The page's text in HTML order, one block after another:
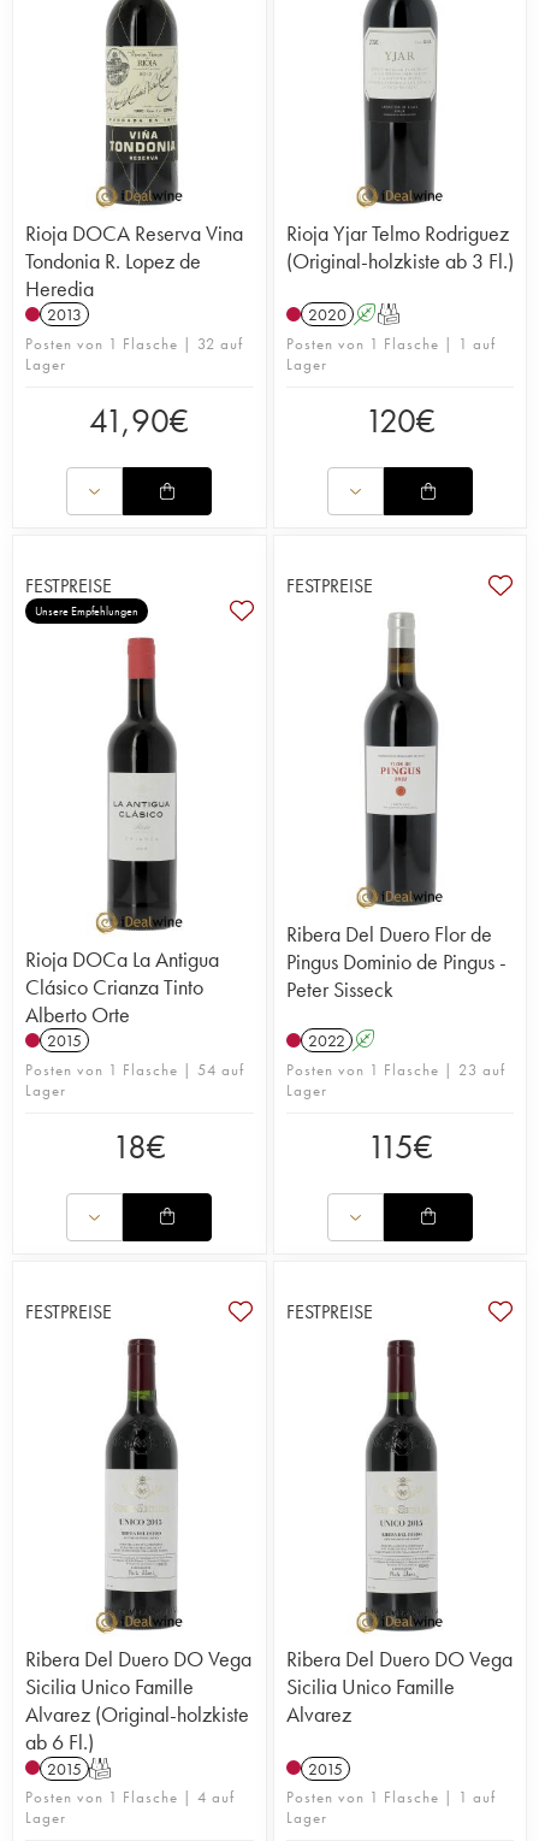
Rioja DOCA Reserva Vina
Tondonia R. Lopez de
Heredia
2013
Posten von 1 Flasche | 32 auf
Lager
41,90€
Rioja Yjar Telmo Rodriguez
(Original-holzkiste ab 3 Fl.)
2020 AT
Posten von 1 Flasche | 1 auf
Lager
120€
FESTPREISE
Unsere Empfehlungen
Rioja DOCa La Antigua
Clásico Crianza Tinto
Alberto Orte
2015
Posten von 1 Flasche | 54 auf
Lager
18€
FESTPREISE
Ribera Del Duero Flor de
Pingus Dominio de Pingus -
Peter Sisseck
2022 A
Posten von 1 Flasche | 23 auf
Lager
115€
FESTPREISE
Ribera Del Duero DO Vega
Sicilia Unico Famille
Alvarez (Original-holzkiste
ab 6 Fl.)
2015 T
Posten von 1 Flasche | 4 auf
Lager
FESTPREISE
Ribera Del Duero DO Vega
Sicilia Unico Famille
Alvarez
2015
Posten von 1 Flasche | 1 auf
Lager